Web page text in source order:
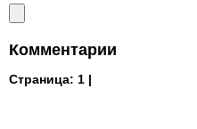
Комментарии
Страница: 1 |